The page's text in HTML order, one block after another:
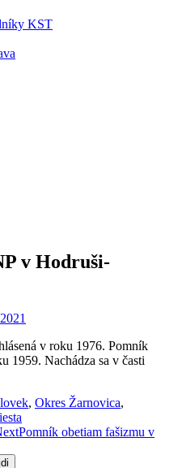
KST
v Hodruši-
v roku 1976. Pomník
1959. Nachádza sa v časti
, Okres Žarnovica,
Pomník obetiam fašizmu v